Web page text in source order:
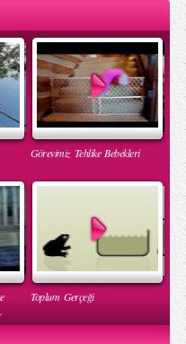
Görevimiz Tehlike Bebekleri
Toplum Gerçeği